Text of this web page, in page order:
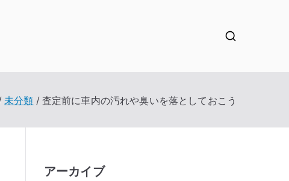
未分類 査定前に車内の汚れや臭いを落としておこう
アーカイブ